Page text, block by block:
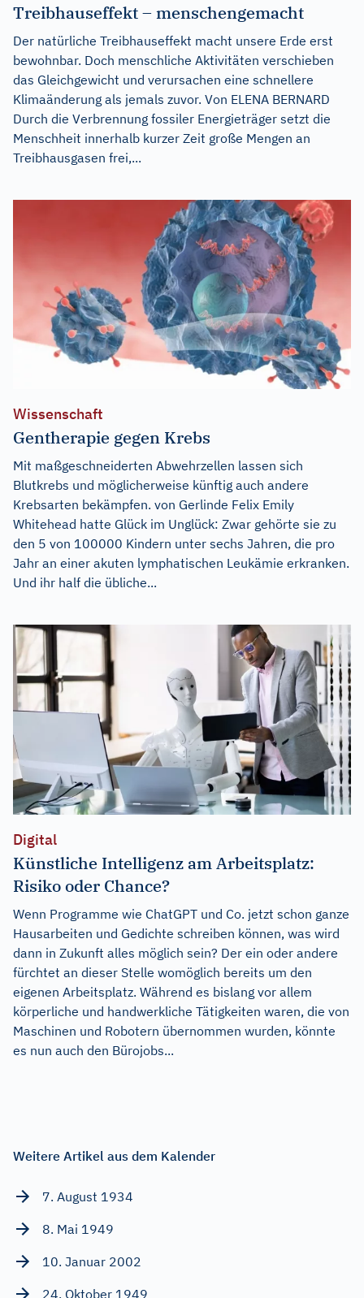
Treibhauseffekt – menschengemacht
Der natürliche Treibhauseffekt macht unsere Erde erst
bewohnbar. Doch menschliche Aktivitäten verschieben
das Gleichgewicht und verursachen eine schnellere
Klimaänderung als jemals zuvor. Von ELENA BERNARD
Durch die Verbrennung fossiler Energieträger setzt die
Menschheit innerhalb kurzer Zeit große Mengen an
Treibhausgasen frei,...
Wissenschaft
Gentherapie gegen Krebs
Mit maßgeschneiderten Abwehrzellen lassen sich
Blutkrebs und möglicherweise künftig auch andere
Krebsarten bekämpfen. von Gerlinde Felix Emily
Whitehead hatte Glück im Unglück: Zwar gehörte sie zu
den 5 von 100000 Kindern unter sechs Jahren, die pro
Jahr an einer akuten lymphatischen Leukämie erkranken.
Und ihr half die übliche...
Digital
Künstliche Intelligenz am Arbeitsplatz:
Risiko oder Chance?
Wenn Programme wie ChatGPT und Co. jetzt schon ganze
Hausarbeiten und Gedichte schreiben können, was wird
dann in Zukunft alles möglich sein? Der ein oder andere
fürchtet an dieser Stelle womöglich bereits um den
eigenen Arbeitsplatz. Während es bislang vor allem
körperliche und handwerkliche Tätigkeiten waren, die von
Maschinen und Robotern übernommen wurden, könnte
es nun auch den Bürojobs...
Weitere Artikel aus dem Kalender
7. August 1934
8. Mai 1949
10. Januar 2002
24. Oktober 1949